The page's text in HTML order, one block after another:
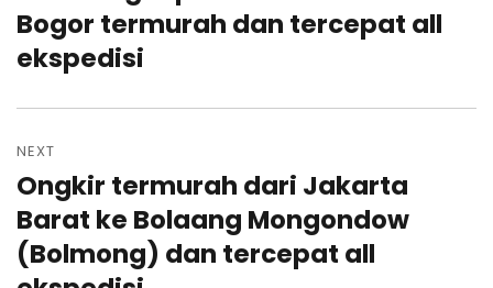
post:
Bogor termurah dan tercepat all
ekspedisi
NEXT
Next
post:
Ongkir termurah dari Jakarta
Barat ke Bolaang Mongondow
(Bolmong) dan tercepat all